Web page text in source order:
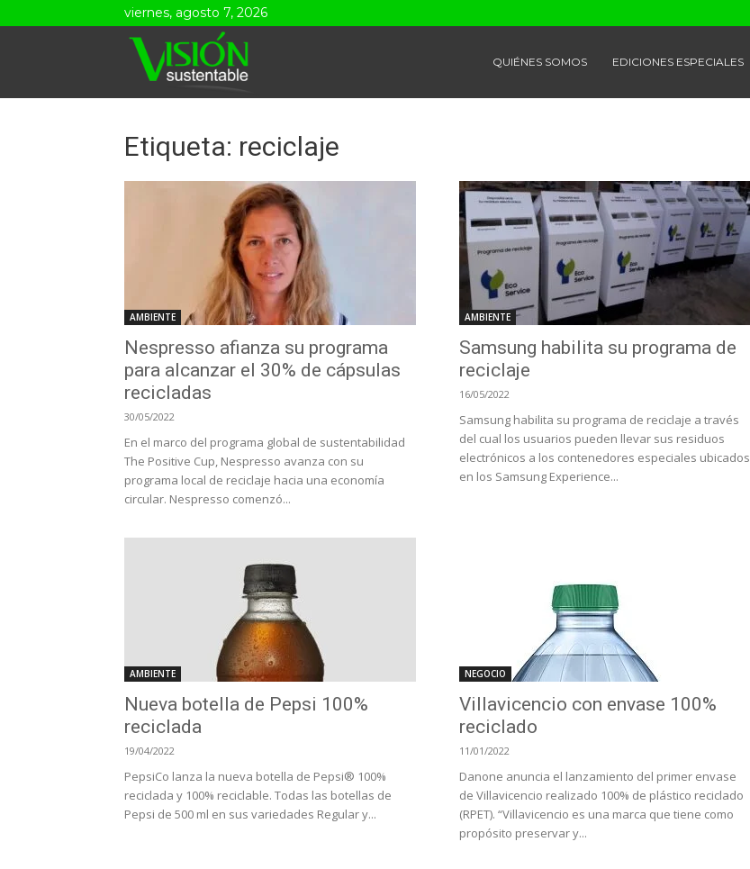
viernes, agosto 7, 2026
Sustentable
QUIÉNES SOMOS EDICIONES ESPECIALES
Etiqueta: reciclaje
AMBIENTE
Nespresso afianza su programa
para alcanzar el 30% de cápsulas
recicladas
30/05/2022
En el marco del programa global de sustentabilidad
The Positive Cup, Nespresso avanza con su
programa local de reciclaje hacia una economía
circular. Nespresso comenzó...
AMBIENTE
Samsung habilita su programa de
reciclaje
16/05/2022
Samsung habilita su programa de reciclaje a través
del cual los usuarios pueden llevar sus residuos
electrónicos a los contenedores especiales ubicados
en los Samsung Experience...
AMBIENTE
Nueva botella de Pepsi 100%
reciclada
19/04/2022
PepsiCo lanza la nueva botella de Pepsi® 100%
reciclada y 100% reciclable. Todas las botellas de
Pepsi de 500 ml en sus variedades Regular y...
NEGOCIO
Villavicencio con envase 100%
reciclado
11/01/2022
Danone anuncia el lanzamiento del primer envase
de Villavicencio realizado 100% de plástico reciclado
(RPET). “Villavicencio es una marca que tiene como
propósito preservar y...